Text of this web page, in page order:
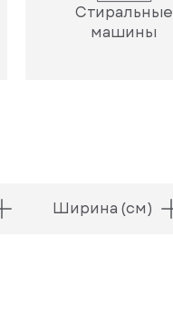
Стиральные
машины
Ширина (см)